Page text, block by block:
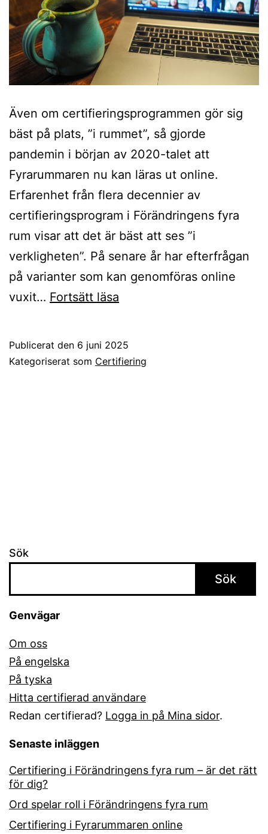
Även om certifieringsprogrammen gör sig
bäst på plats, ”i rummet”, så gjorde
pandemin i början av 2020-talet att
Fyrarummaren nu kan läras ut online.
Erfarenhet från flera decennier av
certifieringsprogram i Förändringens fyra
rum visar att det är bäst att ses ”i
verkligheten”. På senare år har efterfrågan
på varianter som kan genomföras online
vuxit… Fortsätt läsa
online
Publicerat den 6 juni 2025
Kategoriserat som Certifiering
Sök
Sök
Genvägar
Om oss
På engelska
På tyska
Hitta certifierad användare
Redan certifierad? Logga in på Mina sidor.
Senaste inläggen
Certifiering i Förändringens fyra rum – är det rätt
för dig?
Ord spelar roll i Förändringens fyra rum
Certifiering i Fyrarummaren online